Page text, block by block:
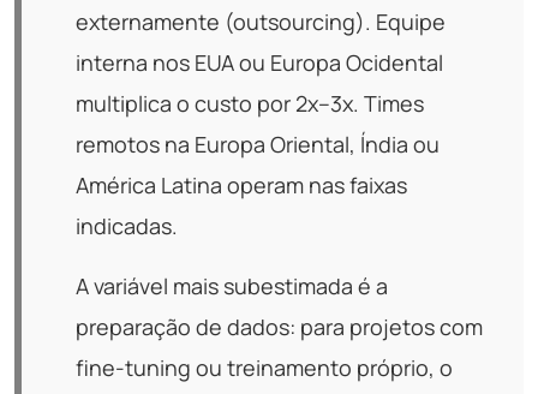
externamente (outsourcing). Equipe
interna nos EUA ou Europa Ocidental
multiplica o custo por 2x–3x. Times
remotos na Europa Oriental, Índia ou
América Latina operam nas faixas
indicadas.
A variável mais subestimada é a
preparação de dados: para projetos com
fine-tuning ou treinamento próprio, o